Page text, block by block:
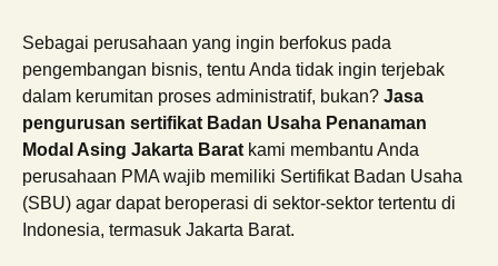
Sebagai perusahaan yang ingin berfokus pada
pengembangan bisnis, tentu Anda tidak ingin terjebak
dalam kerumitan proses administratif, bukan? Jasa
pengurusan sertifikat Badan Usaha Penanaman
Modal Asing Jakarta Barat kami membantu Anda
perusahaan PMA wajib memiliki Sertifikat Badan Usaha
(SBU) agar dapat beroperasi di sektor-sektor tertentu di
Indonesia, termasuk Jakarta Barat.